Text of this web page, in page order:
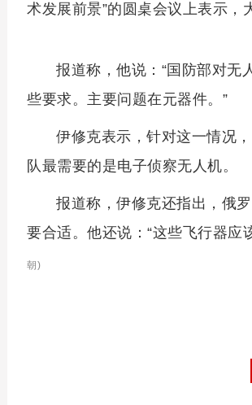
术发展前景”的圆桌会议上表示，
报道称，他说：“国防部对无
些要求。主要问题在元器件。”
伊修克表示，针对这一情况
队最需要的是电子侦察无人机。
报道称，伊修克还指出，俄
要合适。他还说：“这些飞行器应
朝 )